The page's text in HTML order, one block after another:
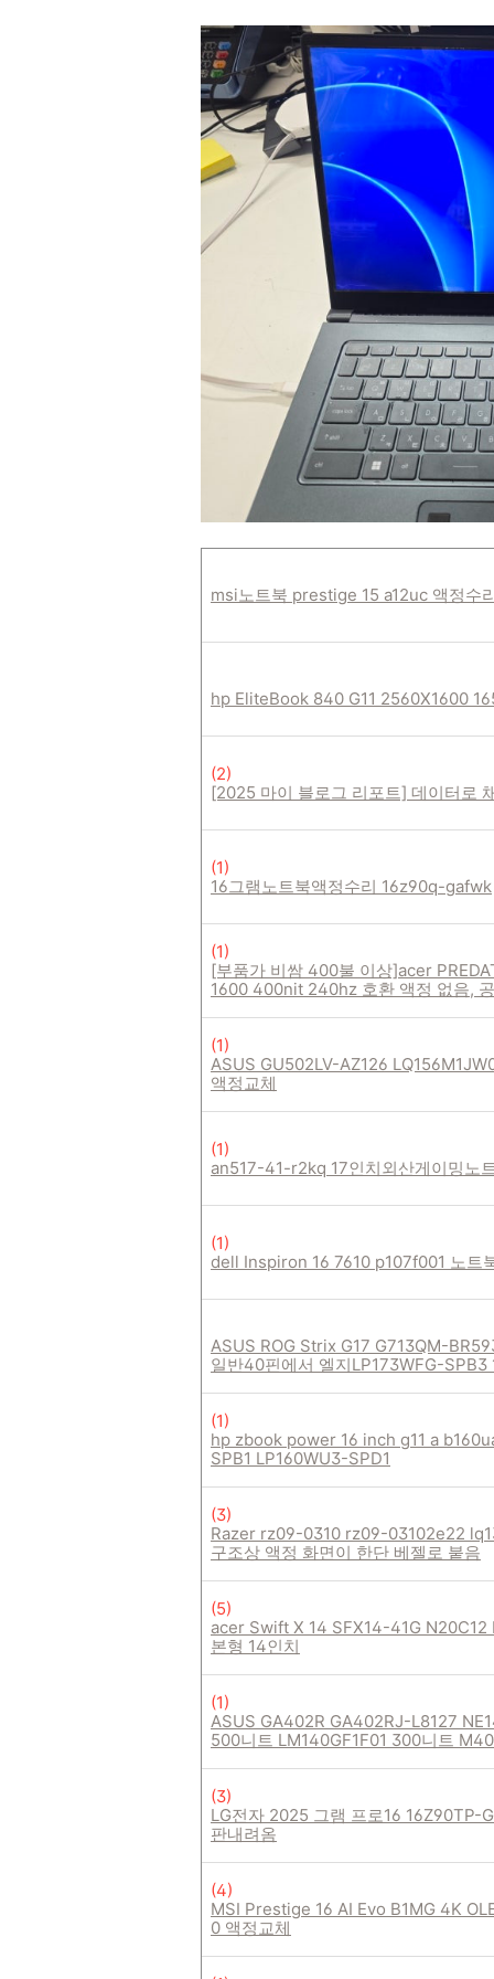
msi노트북 prestige 15 a12uc 액정수
hp EliteBook 840 G11 2560X1600
(2)
[2025 마이 블로그 리포트] 데이터로
(1)
16그램노트북액정수리 16z90q-gafwk
(1)
[부품가 비쌈 400불 이상]acer
1600 400nit 240hz 호환 액정 없음,
(1)
ASUS GU502LV-AZ126
액정교체
(1)
an517-41-r2kq 17인치외산게이밍노
(1)
dell Inspiron 16 7610 p107f001 노트
ASUS ROG Strix G17 G713QM-
일반40핀에서 엘지LP173WFG-SPB3
(1)
hp zbook power 16 inch g11 a
SPB1 LP160WU3-SPD1
(3)
Razer rz09-0310 rz09-03102e22
구조상 액정 화면이 한단 베젤로 붙음
(5)
acer Swift X 14 SFX14-41G
본형 14인치
(1)
ASUS GA402R GA402RJ-L8127
500니트 LM140GF1F01 300니트
(3)
LG전자 2025 그램 프로16 16Z90TP-
판내려옴
(4)
MSI Prestige 16 AI Evo B1MG 4K
0 액정교체